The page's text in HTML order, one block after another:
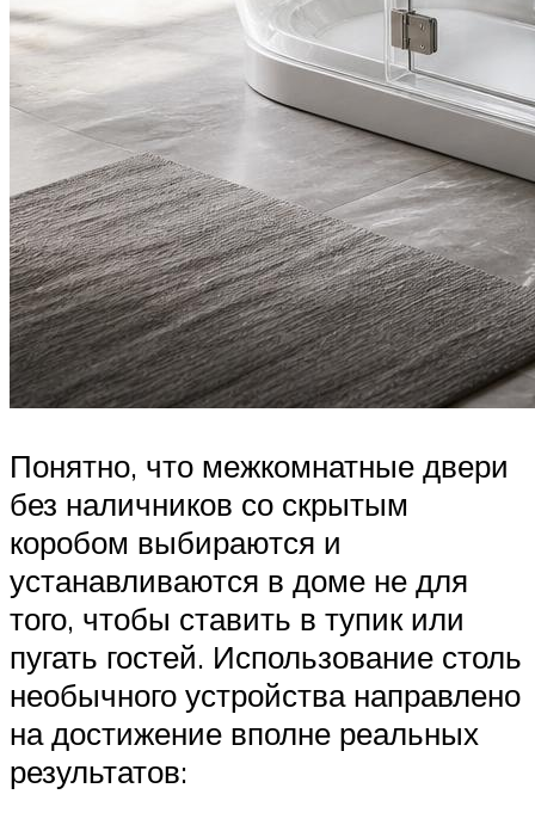
Понятно, что межкомнатные двери
без наличников со скрытым
коробом выбираются и
устанавливаются в доме не для
того, чтобы ставить в тупик или
пугать гостей. Использование столь
необычного устройства направлено
на достижение вполне реальных
результатов: